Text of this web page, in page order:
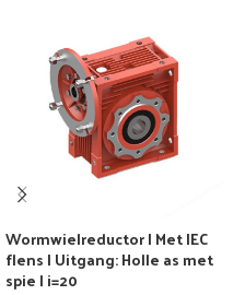
Wormwielreductor | Met IEC
flens | Uitgang: Holle as met
spie | i=20